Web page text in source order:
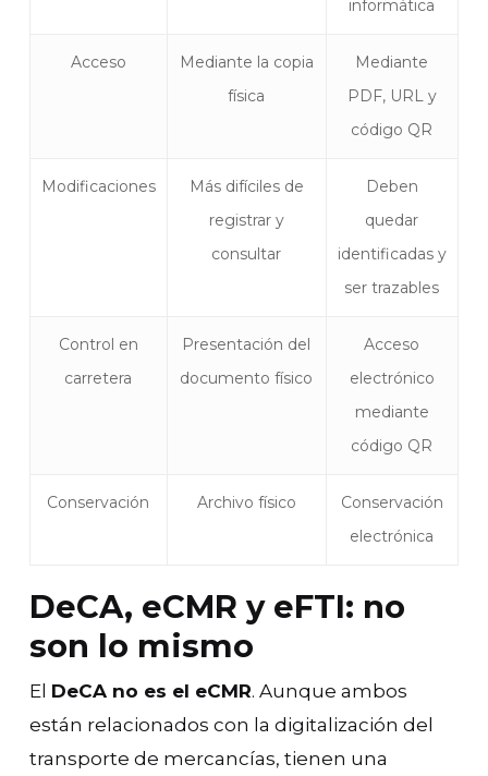
informática
Acceso
Mediante la copia
física
Mediante
PDF, URL y
código QR
Modificaciones
Más difíciles de
registrar y
consultar
Deben
quedar
identificadas y
ser trazables
Control en
carretera
Presentación del
documento físico
Acceso
electrónico
mediante
código QR
Conservación Archivo físico
Conservación
electrónica
DeCA, eCMR y eFTI: no
son lo mismo
El DeCA no es el eCMR. Aunque ambos
están relacionados con la digitalización del
transporte de mercancías, tienen una